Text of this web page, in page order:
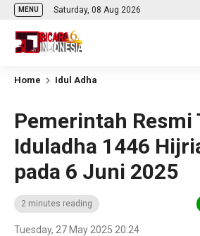
MENU Saturday, 08 Aug 2026
Home Idul Adha
Pemerintah Resmi
Iduladha 1446
pada 6 Juni 2025
2 minutes reading
Tuesday, 27 May 2025 20:24